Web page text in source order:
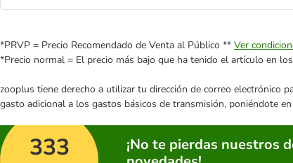
*PRVP = Precio Recomendado de Venta al Público ** Ver
*Precio normal = El precio más bajo que ha tenido el artículo en
zooplus tiene derecho a utilizar tu dirección de correo electrónico
gasto adicional a los gastos básicos de transmisión, poniéndote
333
¡No te pierdas nuestros